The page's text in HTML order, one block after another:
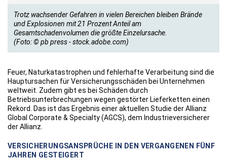
Trotz wachsender Gefahren in vielen Bereichen bleiben Brände
und Explosionen mit 21 Prozent Anteil am
Gesamtschadenvolumen die größte Einzelursache.
(Foto: © pb press - stock.adobe.com)
Feuer, Naturkatastrophen und fehlerhafte Verarbeitung sind die
Hauptursachen für Versicherungsschäden bei Unternehmen
weltweit. Zudem gibt es bei Schäden durch
Betriebsunterbrechungen wegen gestörter Lieferketten einen
Rekord. Das ist das Ergebnis einer aktuellen Studie der Allianz
Global Corporate & Specialty (AGCS), dem Industrieversicherer
der Allianz.
VERSICHERUNGSANSPRÜCHE IN DEN VERGANGENEN FÜNF
JAHREN GESTEIGERT